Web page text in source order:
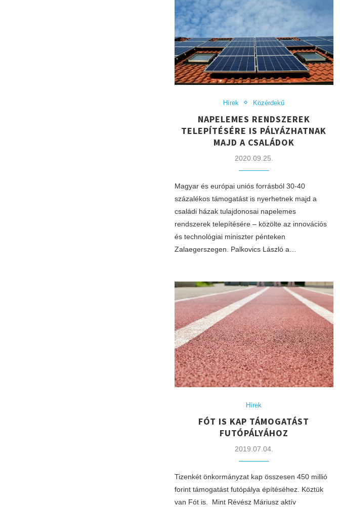
Hírek Közérdekű
​NAPELEMES RENDSZEREK
TELEPÍTÉSÉRE IS PÁLYÁZHATNAK
MAJD A CSALÁDOK
2020.09.25.
Magyar és európai uniós forrásból 30-40
százalékos támogatást is nyerhetnek majd a
családi házak tulajdonosai napelemes
rendszerek telepítésére – közölte az innovációs
és technológiai miniszter pénteken
Zalaegerszegen. Palkovics László a…
Hírek
FÓT IS KAP TÁMOGATÁST
FUTÓPÁLYÁHOZ
2019.07.04.
Tizenkét önkormányzat kap összesen 450 millió
forint támogatást futópálya építéséhez. Köztük
van Fót is. Mint Révész Máriusz aktív